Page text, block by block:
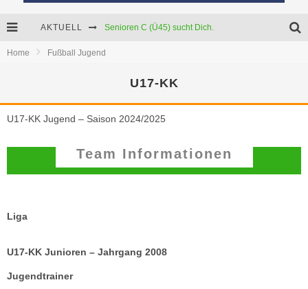
AKTUELL Senioren C (Ü45) sucht Dich.
Neue Mädchenmannschaft
Home Fußball Jugend
U17-KK
U17-KK Jugend – Saison 2024/2025
Team Informationen
Liga
U17-KK Junioren – Jahrgang 2008
Jugendtrainer